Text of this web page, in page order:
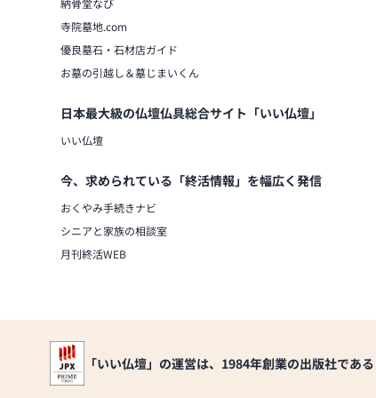
納骨堂なび
寺院墓地.com
優良墓石・石材店ガイド
お墓の引越し＆墓じまいくん
日本最大級の仏壇仏具総合サイト「いい仏壇」
いい仏壇
今、求められている「終活情報」を幅広く発信
おくやみ手続きナビ
シニアと家族の相談室
月刊終活WEB
「いい仏壇」の運営は、1984年創業の出版社である